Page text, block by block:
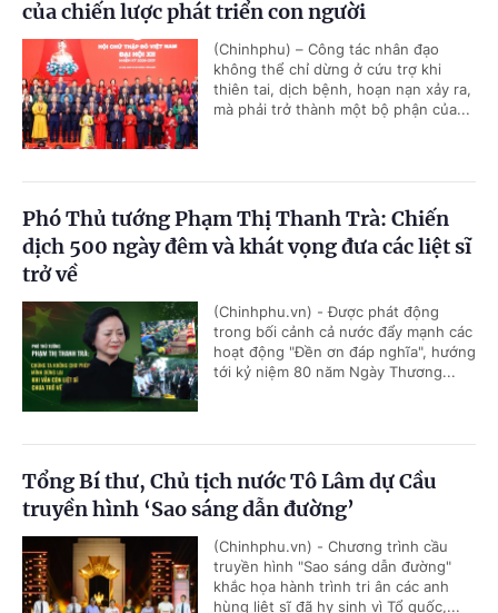
của chiến lược phát triển con người
(Chinhphu) – Công tác nhân đạo
không thể chỉ dừng ở cứu trợ khi
thiên tai, dịch bệnh, hoạn nạn xảy ra,
mà phải trở thành một bộ phận của...
Phó Thủ tướng Phạm Thị Thanh Trà: Chiến
dịch 500 ngày đêm và khát vọng đưa các liệt sĩ
trở về
(Chinhphu.vn) - Được phát động
trong bối cảnh cả nước đẩy mạnh các
hoạt động "Đền ơn đáp nghĩa", hướng
tới kỷ niệm 80 năm Ngày Thương...
Tổng Bí thư, Chủ tịch nước Tô Lâm dự Cầu
truyền hình ‘Sao sáng dẫn đường’
(Chinhphu.vn) - Chương trình cầu
truyền hình "Sao sáng dẫn đường"
khắc họa hành trình tri ân các anh
hùng liệt sĩ đã hy sinh vì Tổ quốc,...